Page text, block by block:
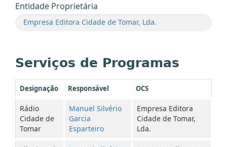
Entidade Proprietária
Empresa Editora Cidade de Tomar, Lda.
Serviços de Programas
Designação Responsável OCS
Rádio
Cidade de
Tomar
Manuel Silvério
Garcia
Esparteiro
Empresa Editora
Cidade de Tomar,
Lda.